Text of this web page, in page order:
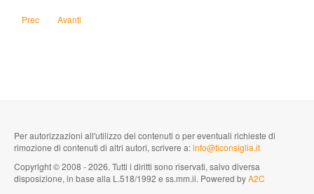
Articolo precedente: Qual è l'arma più potente dell'universo?
Prec Articolo successivo: Cosa verrà dopo il 5G nelle telecomunicazioni?
Avanti
Per autorizzazioni all'utilizzo dei contenuti o per eventuali richieste di
rimozione di contenuti di altri autori, scrivere a:info@ticonsiglia.it
Copyright © 2008 - 2026. Tutti i diritti sono riservati, salvo diversa
disposizione, in base alla L.518/1992 e ss.mm.ii. Powered byA2C